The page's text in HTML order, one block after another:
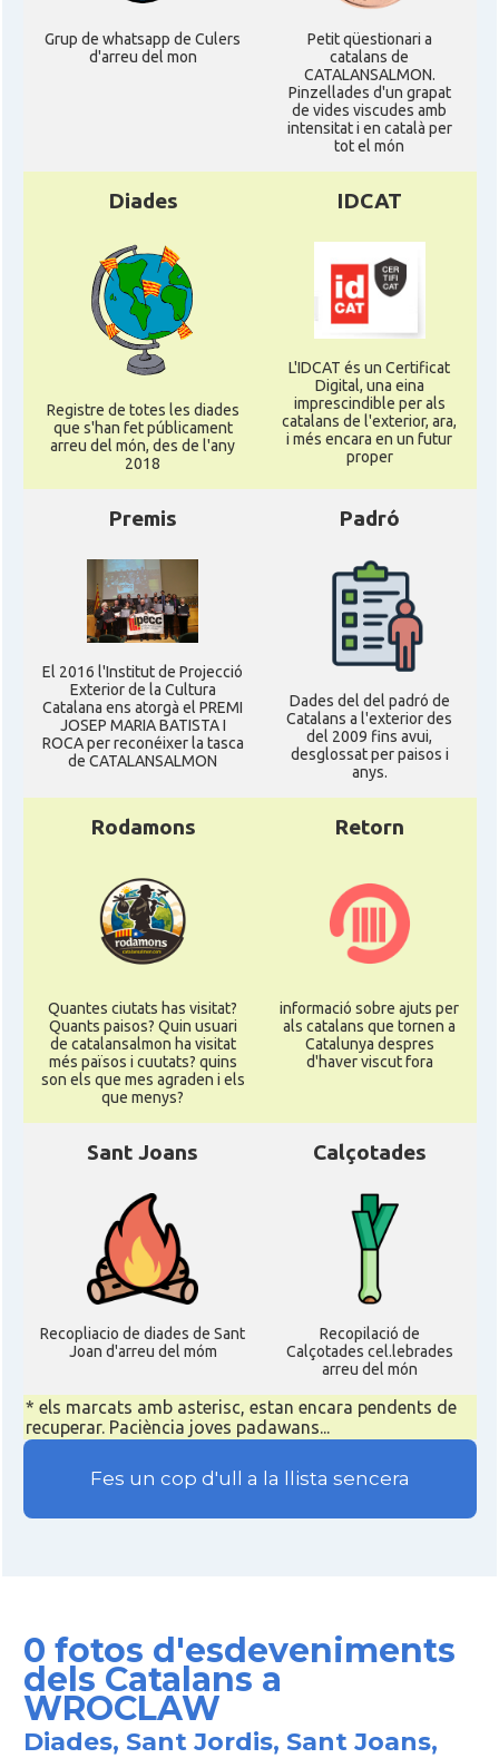
Grup de whatsapp de Culers
d'arreu del mon
Petit qüestionari a
catalans de
CATALANSALMON.
Pinzellades d'un grapat
de vides viscudes amb
intensitat i en català per
tot el món
Diades
Registre de totes les diades
que s'han fet públicament
arreu del món, des de l'any
2018
IDCAT
L'IDCAT és un Certificat
Digital, una eina
imprescindible per als
catalans de l'exterior, ara,
i més encara en un futur
proper
Premis
El 2016 l'Institut de Projecció
Exterior de la Cultura
Catalana ens atorgà el PREMI
JOSEP MARIA BATISTA I
ROCA per reconéixer la tasca
de CATALANSALMON
Padró
Dades del del padró de
Catalans a l'exterior des
del 2009 fins avui,
desglossat per paisos i
anys.
Rodamons
Quantes ciutats has visitat?
Quants paisos? Quin usuari
de catalansalmon ha visitat
més països i cuutats? quins
son els que mes agraden i els
que menys?
Retorn
informació sobre ajuts per
als catalans que tornen a
Catalunya despres
d'haver viscut fora
Sant Joans
Recopliacio de diades de Sant
Joan d'arreu del móm
Calçotades
Recopilació de
Calçotades cel.lebrades
arreu del món
* els marcats amb asterisc, estan encara pendents de
recuperar. Paciència joves padawans...
Fes un cop d'ull a la llista sencera
0 fotos d'esdeveniments
dels Catalans a
WROCLAW
Diades, Sant Jordis, Sant Joans,